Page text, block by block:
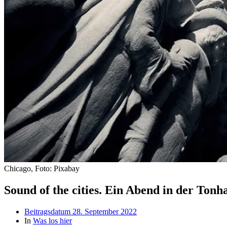
Chicago, Foto: Pixabay
Sound of the cities. Ein Abend in der
Beitragsdatum 28. September 2022
In Was los hier